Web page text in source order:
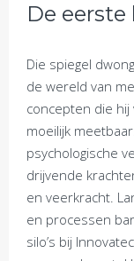
De
Die spiegel
de wereld van
concepten die hij
moeilijk
psychologische
drijvende
en veerkracht.
en processen
silo’s bij